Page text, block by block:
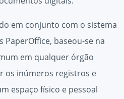
em conjunto com o sistema
baseou-se na
em qualquer órgão
os inúmeros registros e
espaço físico e pessoal